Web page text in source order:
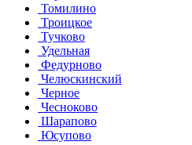
Томилино
Троицкое
Тучково
Удельная
Федурново
Челюскинский
Черное
Чесноково
Шарапово
Юсупово